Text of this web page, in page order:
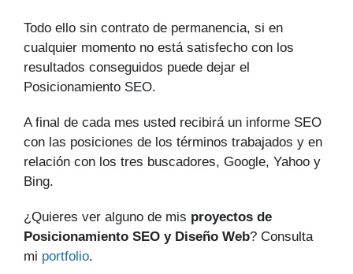
Todo ello sin contrato de permanencia, si en
cualquier momento no está satisfecho con los
resultados conseguidos puede dejar el
Posicionamiento SEO.
A final de cada mes usted recibirá un informe SEO
con las posiciones de los términos trabajados y en
relación con los tres buscadores, Google, Yahoo y
Bing.
¿Quieres ver alguno de mis proyectos de
Posicionamiento SEO y Diseño Web? Consulta
mi portfolio.